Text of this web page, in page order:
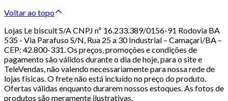
Voltar ao topo
Lojas Le biscuit S/A CNPJ nº 16.233.389/0156-91 Rodovia BA
535 - Via Parafuso S/N, Rua 25 a 30 Industrial – Camaçari/BA –
CEP: 42.800-331. Os preços, promoções e condições de
pagamento são válidos durante o dia de hoje, para o site e
TeleVendas, não valendo necessariamente para nossa rede de
lojas físicas. O frete não está incluído no preço do produto.
Ofertas válidas enquanto durarem nossos estoques. As fotos de
produtos são meramente ilustrativas.